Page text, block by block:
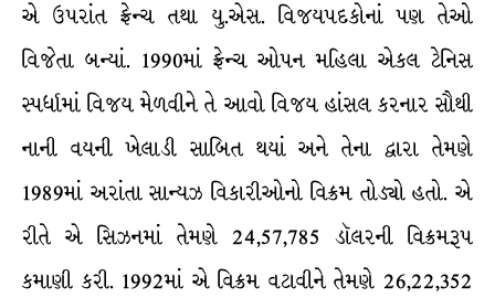
એ ઉપરાંત ફ્રેન્ચ તથા યુ.એસ. વિજયપદકોનાં પણ તેઓ
વિજેતા બન્યાં. 1990માં ફ્રેન્ચ ઓપન મહિલા એકલ ટેનિસ
સ્પર્ધામાં વિજય મેળવીને તે આવો વિજય હાંસલ કરનાર સૌથી
નાની વયની ખેલાડી સાબિત થયાં અને તેના દ્વારા તેમણે
1989માં અરાંતા સાન્યઝ વિકારીઓનો વિક્રમ તોડ્યો હતો. એ
રીતે એ સિઝનમાં તેમણે 24,57,785 ડૉલરની વિક્રમરૂપ
કમાણી કરી. 1992માં એ વિક્રમ વટાવીને તેમણે 26,22,352